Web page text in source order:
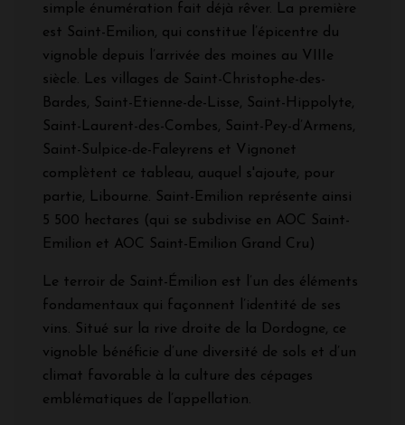
simple énumération fait déjà rêver. La première
est Saint-Emilion, qui constitue l’épicentre du
vignoble depuis l’arrivée des moines au VIIIe
siècle. Les villages de Saint-Christophe-des-
Bardes, Saint-Etienne-de-Lisse, Saint-Hippolyte,
Saint-Laurent-des-Combes, Saint-Pey-d’Armens,
Saint-Sulpice-de-Faleyrens et Vignonet
complètent ce tableau, auquel s'ajoute, pour
partie, Libourne. Saint-Emilion représente ainsi
5 500 hectares (qui se subdivise en AOC Saint-
Emilion et AOC Saint-Emilion Grand Cru)
Le terroir de Saint-Émilion est l’un des éléments
fondamentaux qui façonnent l’identité de ses
vins. Situé sur la rive droite de la Dordogne, ce
vignoble bénéficie d’une diversité de sols et d’un
climat favorable à la culture des cépages
emblématiques de l’appellation.